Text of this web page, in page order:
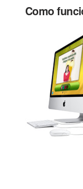
Como